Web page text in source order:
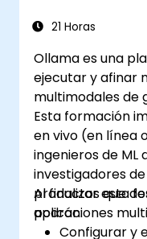
21 Horas
Ollama es una
ejecutar y afinar
multimodales de
Esta formación
en vivo (en línea
ingenieros de ML
investigadores
productos que
aplicaciones
Al finalizar esta
podrán:
Configurar y